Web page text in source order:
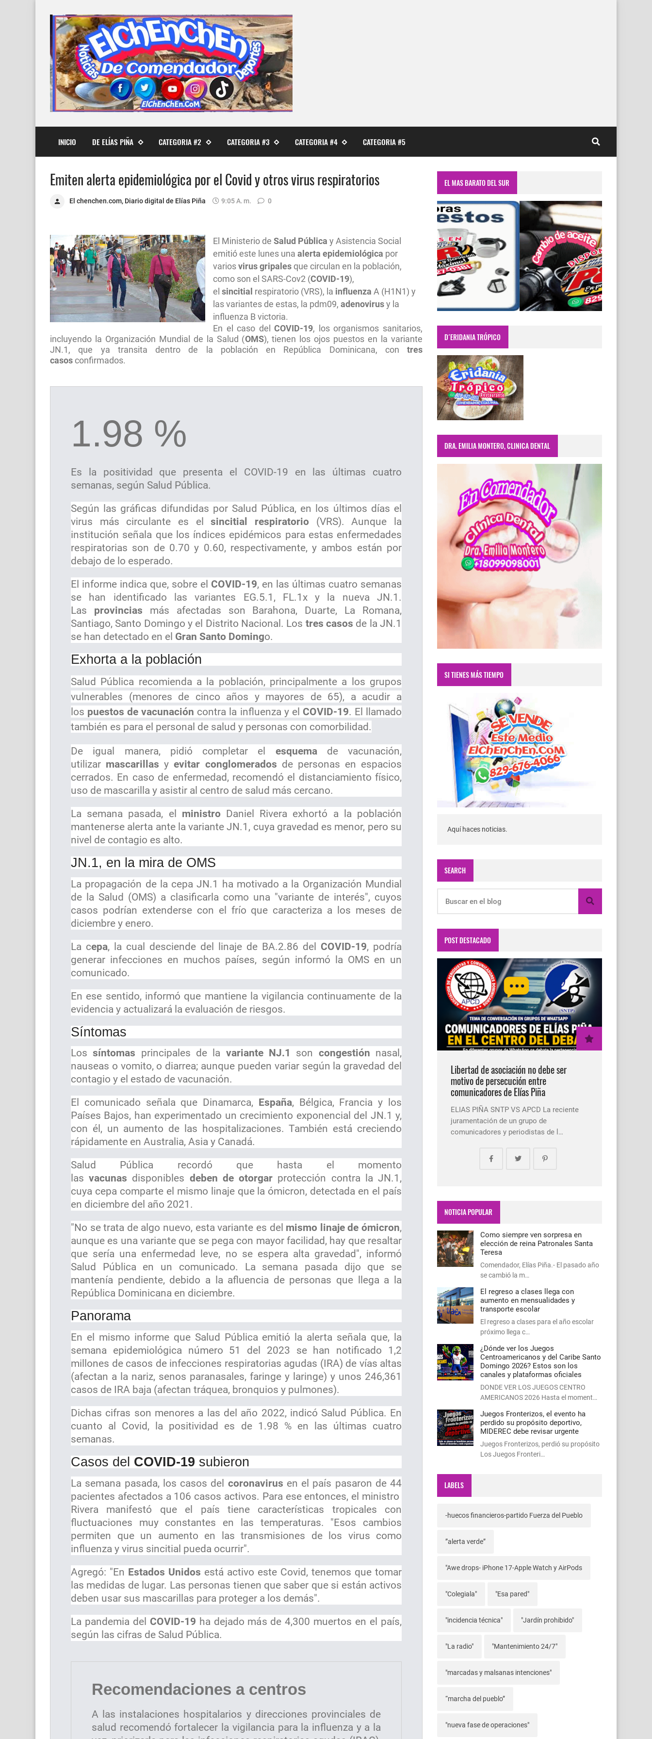
INICIO DE ELÍAS PIÑA CATEGORIA #2 CATEGORIA #3 CATEGORIA #4 CATEGORIA #5
Emiten alerta epidemiológica por el Covid y otros virus respiratorios
El chenchen.com, Diario digital de Elías Piña 9:05 A. M. 0
El Ministerio de Salud Pública y Asistencia Social
emitió este lunes una alerta epidemiológica por
varios virus gripales que circulan en la población,
como son el SARS-Cov2 (COVID-19),
el sincitial respiratorio (VRS), la influenza A (H1N1) y
las variantes de estas, la pdm09, adenovirus y la
influenza B victoria.
En el caso delCOVID-19, los organismos sanitarios,
incluyendo la Organización Mundial de la Salud (OMS), tienen los ojos puestos en la variante
JN.1, que ya transita dentro de la población en República Dominicana, con tres
casos confirmados.
1.98 %
Es la positividad que presenta el COVID-19 en las últimas cuatro
semanas, según Salud Pública.
Según las gráficas difundidas por Salud Pública, en los últimos días el
virus más circulante es el sincitial respiratorio (VRS). Aunque la
institución señala que los índices epidémicos para estas enfermedades
respiratorias son de 0.70 y 0.60, respectivamente, y ambos están por
debajo de lo esperado.
El informe indica que, sobre el COVID-19, en las últimas cuatro semanas
se han identificado las variantes EG.5.1, FL.1x y la nueva JN.1.
Las provincias más afectadas son Barahona, Duarte, La Romana,
Santiago, Santo Domingo y el Distrito Nacional. Los tres casos de la JN.1
se han detectado en el Gran Santo Domingo.
Exhorta a la población
Salud Pública recomienda a la población, principalmente a los grupos
vulnerables (menores de cinco años y mayores de 65), a acudir a
los puestos de vacunación contra la influenza y el COVID-19. El llamado
también es para el personal de salud y personas con comorbilidad.
De igual manera, pidió completar el esquemade vacunación,
utilizar mascarillas yevitar conglomerados de personas en espacios
cerrados. En caso de enfermedad, recomendó el distanciamiento físico,
uso de mascarilla y asistir al centro de salud más cercano.
La semana pasada, el ministroDaniel Rivera exhortó a la población
mantenerse alerta ante la variante JN.1, cuya gravedad es menor, pero su
nivel de contagio es alto.
JN.1, en la mira de OMS
La propagación de la cepa JN.1 ha motivado a la Organización Mundial
de la Salud (OMS) a clasificarla como una "variante de interés", cuyos
casos podrían extenderse con el frío que caracteriza a los meses de
diciembre y enero.
La cepa, la cual desciende del linaje de BA.2.86 del COVID-19, podría
generar infecciones en muchos países, según informó la OMS en un
comunicado.
En ese sentido, informó que mantiene la vigilancia continuamente de la
evidencia y actualizará la evaluación de riesgos.
Síntomas
Lossíntomas principales de la variante NJ.1 son congestión nasal,
nauseas o vomito, o diarrea; aunque pueden variar según la gravedad del
contagio y el estado de vacunación.
El comunicado señala que Dinamarca, España, Bélgica, Francia y los
Países Bajos, han experimentado un crecimiento exponencial del JN.1 y,
con él, un aumento de las hospitalizaciones. También está creciendo
rápidamente en Australia, Asia y Canadá.
Salud Pública recordó que hasta el momento
lasvacunas disponibles deben de otorgar protección contra la JN.1,
cuya cepa comparte el mismo linaje que la ómicron, detectada en el país
en diciembre del año 2021.
"No se trata de algo nuevo, esta variante es del mismo linaje de ómicron,
aunque es una variante que se pega con mayor facilidad, hay que resaltar
que sería una enfermedad leve, no se espera alta gravedad", informó
Salud Pública en un comunicado. La semana pasada dijo que se
mantenía pendiente, debido a la afluencia de personas que llega a la
República Dominicana en diciembre.
Panorama
En el mismo informe que Salud Pública emitió la alerta señala que, la
semana epidemiológica número 51 del 2023 se han notificado 1,2
millones de casos de infecciones respiratorias agudas (IRA) de vías altas
(afectan a la nariz, senos paranasales, faringe y laringe) y unos 246,361
casos de IRA baja (afectan tráquea, bronquios y pulmones).
Dichas cifras son menores a las del año 2022, indicó Salud Pública. En
cuanto al Covid, la positividad es de 1.98 % en las últimas cuatro
semanas.
Casos del COVID-19 subieron
La semana pasada, los casos del coronavirus en el país pasaron de 44
pacientes afectados a 106 casos activos. Para ese entonces, el ministro
Rivera manifestó que el país tiene características tropicales con
fluctuaciones muy constantes en las temperaturas. "Esos cambios
permiten que un aumento en las transmisiones de los virus como
influenza y virus sincitial pueda ocurrir".
Agregó: "En Estados Unidos está activo este Covid, tenemos que tomar
las medidas de lugar. Las personas tienen que saber que si están activos
deben usar sus mascarillas para proteger a los demás".
La pandemia del COVID-19 ha dejado más de 4,300 muertos en el país,
según las cifras de Salud Pública.
Recomendaciones a centros
A las instalaciones hospitalarios y direcciones provinciales de
salud recomendó fortalecer la vigilancia para la influenza y a la
EL MAS BARATO DEL SUR
D´ERIDANIA TRÓPICO
DRA. EMILIA MONTERO, CLINICA DENTAL
SI TIENES MÁS TIEMPO
Aquí haces noticias.
SEARCH
POST DESTACADO
Libertad de asociación no debe ser
motivo de persecución entre
comunicadores de Elías Piña
ELIAS PIÑA SNTP VS APCD La reciente
juramentación de un grupo de
comunicadores y periodistas de l…
NOTICIA POPULAR
Como siempre ven sorpresa en
elección de reina Patronales Santa
Teresa
Comendador, Elías Piña.- El pasado año
se cambió la m…
El regreso a clases llega con
aumento en mensualidades y
transporte escolar
El regreso a clases para el año escolar
próximo llega c…
¿Dónde ver los Juegos
Centroamericanos y del Caribe Santo
Domingo 2026? Estos son los
canales y plataformas oficiales
DONDE VER LOS JUEGOS CENTRO
AMERICANOS 2026 Hasta el moment…
Juegos Fronterizos, el evento ha
perdido su propósito deportivo,
MIDEREC debe revisar urgente
Juegos Fronterizos, perdió su propósito
Los Juegos Fronteri…
LABELS
-huecos financieros-partido Fuerza del Pueblo
”alerta verde”
"Awe drops- iPhone 17-Apple Watch y AirPods
"Colegiala" "Esa pared"
"incidencia técnica" "Jardín prohibido"
"La radio" "Mantenimiento 24/7"
"marcadas y malsanas intenciones"
“marcha del pueblo”
"nueva fase de operaciones"